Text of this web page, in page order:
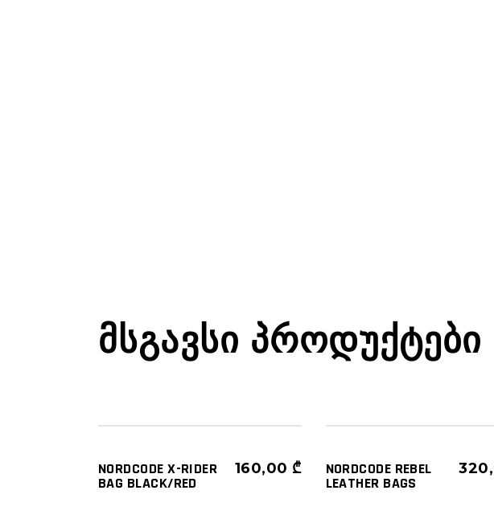
ᲛᲡᲒᲐᲕᲡᲘ ᲞᲠᲝᲓᲣᲥᲢᲔᲑᲘ
NORDCODE X-RIDER
BAG BLACK/RED
160,00 ₾ NORDCODE REBEL
LEATHER BAGS